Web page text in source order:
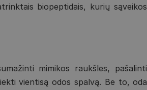
biopeptidais, kurių sąveikos
mimikos raukšles, pašalinti
vientisą odos spalvą. Be to, oda